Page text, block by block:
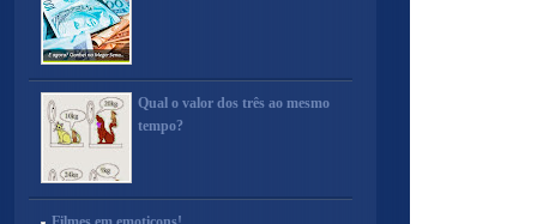
Qual o valor dos três ao mesmo
tempo?